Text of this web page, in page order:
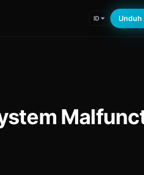
ID Unduh